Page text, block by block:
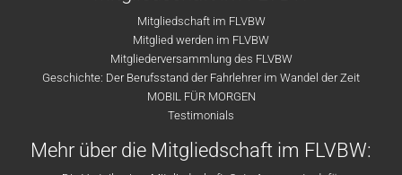
Mitgliedschaft im FLVBW
Mitglied werden im FLVBW
Mitgliederversammlung des FLVBW
Geschichte: Der Berufsstand der Fahrlehrer im Wandel der Zeit
MOBIL FÜR MORGEN
Testimonials
Mehr über die Mitgliedschaft im FLVBW: